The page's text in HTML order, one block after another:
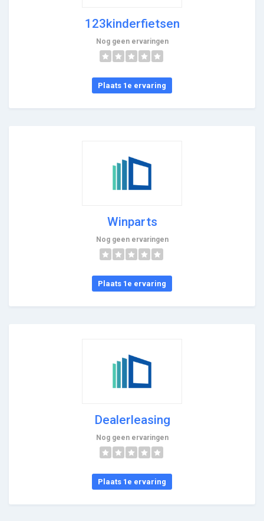
123kinderfietsen
Nog geen ervaringen
Plaats 1e ervaring
Winparts
Nog geen ervaringen
Plaats 1e ervaring
Dealerleasing
Nog geen ervaringen
Plaats 1e ervaring